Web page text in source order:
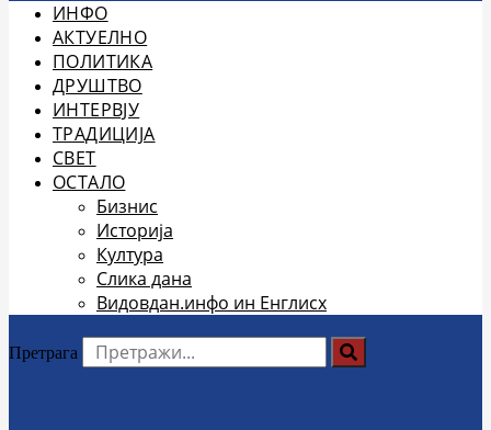
ИНФО
АКТУЕЛНО
ПОЛИТИКА
ДРУШТВО
ИНТЕРВЈУ
ТРАДИЦИЈА
СВЕТ
ОСТАЛО
Бизнис
Историја
Култура
Слика дана
Видовдан.инфо ин Енглисх
Претрага